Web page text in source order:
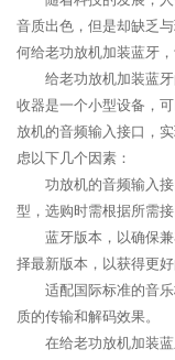
音质出色，但是却缺乏
何给老功放机加装蓝牙
给老功放机加装蓝
收器是一个小型设备，
放机的音频输入接口，
虑以下几个因素：
功放机的音频输入
型，选购时需根据所需接
蓝牙版本，以确保
择最新版本，以获得更
适配国际标准的音
质的传输和解码效果。
在给老功放机加装